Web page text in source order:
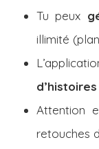
Tu peux
illimité
d’histoires
Attention
retouches